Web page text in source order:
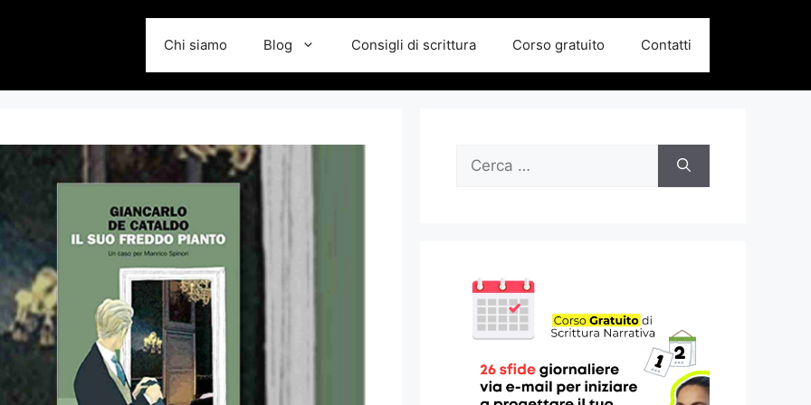
Chi siamo Blog Consigli di scrittura Corso gratuito Contatti
Ricerca